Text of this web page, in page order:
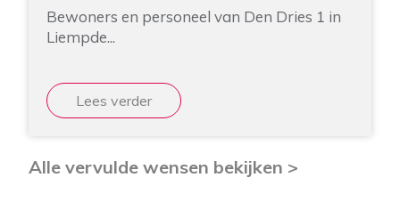
Bewoners en personeel van Den Dries 1 in
Liempde...
Lees verder
Alle vervulde wensen bekijken >